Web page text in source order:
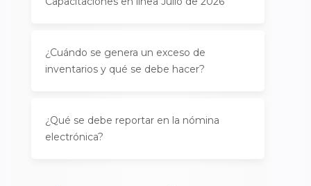
¿Cuándo se genera un exceso de
inventarios y qué se debe hacer?
¿Qué se debe reportar en la nómina
electrónica?